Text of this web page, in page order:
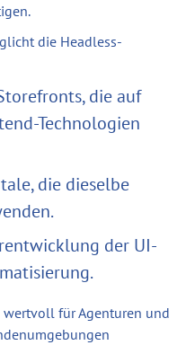
die Headless-
die auf
Technologien
die dieselbe
der UI-
für Agenturen und